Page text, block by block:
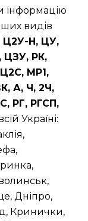
інформацію
видів
Ц2У-Н, ЦУ,
ЦЗУ, РК,
МР1,
А, Ч, 2Ч,
РГ, РГСП,
Україні:
Дніпро,
Кринички,